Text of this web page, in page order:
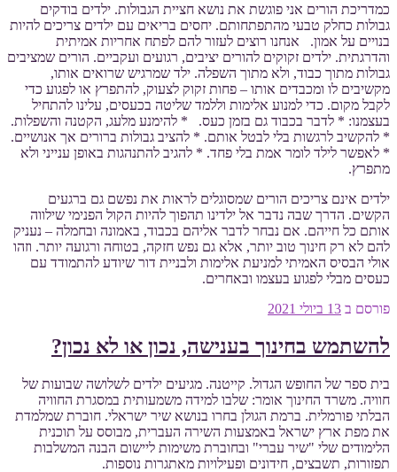
כמדריכת הורים אני פוגשת את נושא חציית הגבולות. ילדים בודקים
גבולות כחלק טבעי מהתפתחותם. יחסים בריאים עם ילדים צריכים להיות
בנויים על אמון. אנחנו רוצים לעזור להם לפתח אחריות אמיתית
והדרגתית. ילדים זקוקים להורים יציבים, רגועים ועקביים. הורים שמציבים
גבולות מתוך כבוד, ולא מתוך השפלה. ילד שמרגיש שרואים אותו,
מקשיבים לו ומכבדים אותו – פחות זקוק לצעוק, להתפרץ או לפגוע כדי
לקבל מקום. כדי למנוע אלימות וללמד שליטה בכעסים, עלינו להתחיל
בעצמנו: * לדבר בכבוד גם בזמן כעס. * להימנע מלעג, הקטנה והשפלות.
* להקשיב לרגשות בלי לבטל אותם. * להציב גבולות ברורים אך אנושיים.
* לאפשר לילד לומר אמת בלי פחד. * להגיב להתנהגות באופן ענייני ולא
מתפרץ.
ילדים אינם צריכים הורים שמסוגלים לראות את נפשם גם ברגעים
הקשים. הדרך שבה נדבר אל ילדינו תהפוך להיות הקול הפנימי שילווה
אותם כל חייהם. אם נבחר לדבר אליהם בכבוד, באמונה ובחמלה – נעניק
להם לא רק חינוך טוב יותר, אלא גם נפש חזקה, בטוחה ורגועה יותר. וזהו
אולי הבסיס האמיתי למניעת אלימות ולבניית דור שיודע להתמודד עם
כעסים מבלי לפגוע בעצמו ובאחרים.
פורסם ב 13 ביולי 2021
להשתמש בחינוך בענישה, נכון או לא נכון?
בית ספר של החופש הגדול. קייטנה. מגיעים ילדים לשלושה שבועות של
חוויה. משרד החינוך אומר: שלבו למידה משמעותית במסגרת החוויה
הבלתי פורמלית. ברמת הגולן בחרו בנושא שיר ישראלי. חוברת שמלמדת
את מפת ארץ ישראל באמצעות השירה העברית, מבוסס על תוכנית
הלימודים שלי "שיר עברי" ובחוברת משימות ליישום הבנה המשלבות
תפזורות, תשבצים, חידונים ופעילויות מאתגרות נוספות.